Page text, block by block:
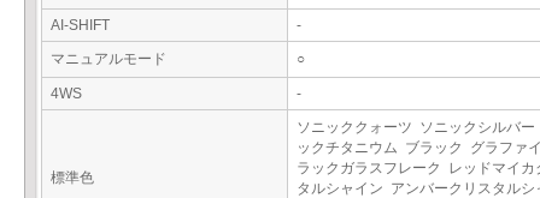
AI-SHIFT
-
マニュアルモード
○
4WS -
標準色
ソニッククォーツ ソニックシルバ
ックチタニウム ブラック グラファ
ラックガラスフレーク レッドマイカ
タルシャイン アンバークリスタルシ